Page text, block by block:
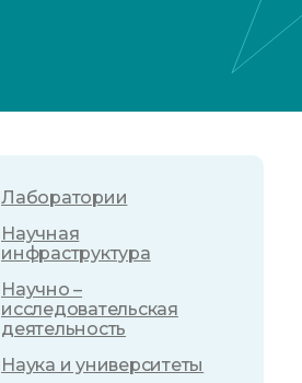
Лаборатории
Научная
инфраструктура
Научно –
исследовательская
деятельность
Наука и университеты